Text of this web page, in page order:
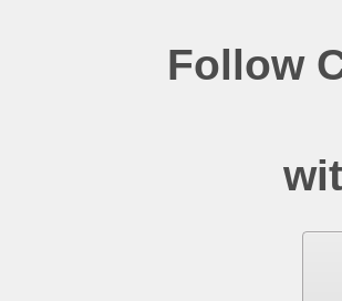
Follow